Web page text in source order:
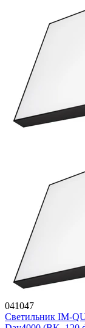
041047
Светильник IM-